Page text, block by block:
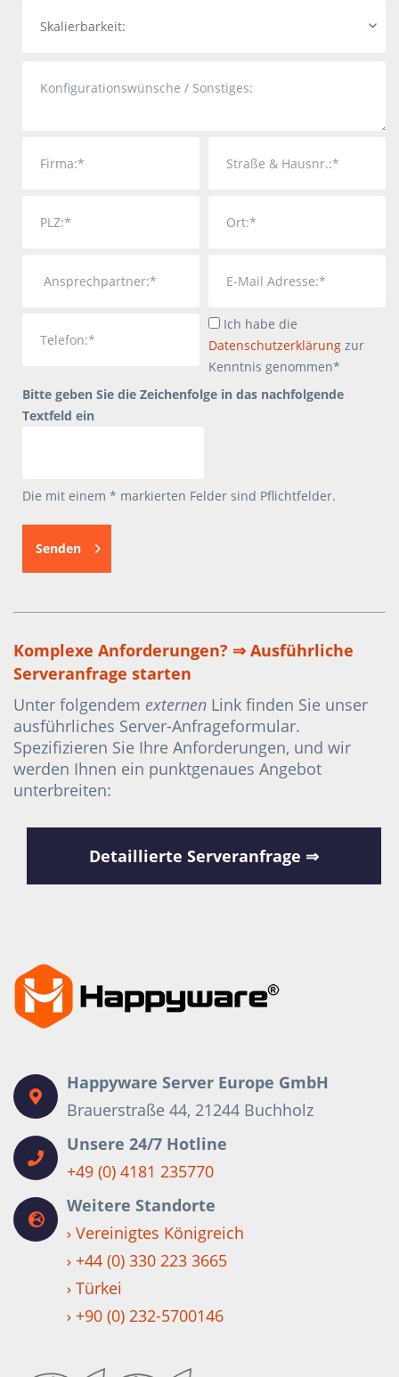
Ich habe die
Datenschutzerklärung zur
Kenntnis genommen*
Bitte geben Sie die Zeichenfolge in das nachfolgende
Textfeld ein
Die mit einem * markierten Felder sind Pflichtfelder.
Senden
Komplexe Anforderungen? ⇒ Ausführliche
Serveranfrage starten
Unter folgendem externen Link finden Sie unser
ausführliches Server-Anfrageformular.
Spezifizieren Sie Ihre Anforderungen, und wir
werden Ihnen ein punktgenaues Angebot
unterbreiten:
Detaillierte Serveranfrage ⇒
Happyware Server Europe GmbH
Brauerstraße 44, 21244 Buchholz
Unsere 24/7 Hotline
+49 (0) 4181 235770
Weitere Standorte
Vereinigtes Königreich
+44 (0) 330 223 3665
Türkei
+90 (0) 232-5700146